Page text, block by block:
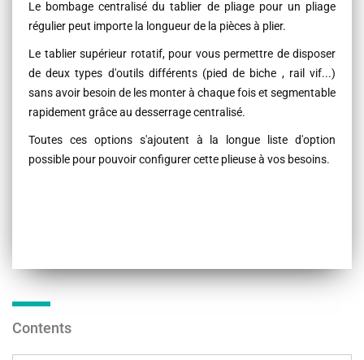
Le bombage centralisé du tablier de pliage pour un pliage
régulier peut importe la longueur de la pièces à plier.
Le tablier supérieur rotatif, pour vous permettre de disposer
de deux types d'outils différents (pied de biche , rail vif...)
sans avoir besoin de les monter à chaque fois et segmentable
rapidement grâce au desserrage centralisé.
Toutes ces options s'ajoutent à la longue liste d'option
possible pour pouvoir configurer cette plieuse à vos besoins.
Contents